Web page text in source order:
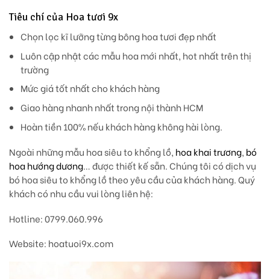
Tiêu chí của Hoa tươi 9x
Chọn lọc kĩ lưỡng từng bông hoa tươi đẹp nhất
Luôn cập nhật các mẫu hoa mới nhất, hot nhất trên thị
trường
Mức giá tốt nhất cho khách hàng
Giao hàng nhanh nhất trong nội thành HCM
Hoàn tiền 100% nếu khách hàng không hài lòng.
Ngoài những mẫu hoa siêu to khổng lồ, hoa khai trương, bó
hoa hướng dương… được thiết kế sẵn. Chúng tôi có dịch vụ
bó hoa siêu to khổng lồ theo yêu cầu của khách hàng. Quý
khách có nhu cầu vui lòng liên hệ:
Hotline: 0799.060.996
Website: hoatuoi9x.com